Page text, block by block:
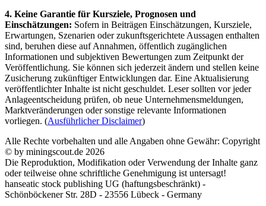
4. Keine Garantie für Kursziele, Prognosen und
Einschätzungen: Sofern in Beiträgen Einschätzungen, Kursziele,
Erwartungen, Szenarien oder zukunftsgerichtete Aussagen enthalten
sind, beruhen diese auf Annahmen, öffentlich zugänglichen
Informationen und subjektiven Bewertungen zum Zeitpunkt der
Veröffentlichung. Sie können sich jederzeit ändern und stellen keine
Zusicherung zukünftiger Entwicklungen dar. Eine Aktualisierung
veröffentlichter Inhalte ist nicht geschuldet. Leser sollten vor jeder
Anlageentscheidung prüfen, ob neue Unternehmensmeldungen,
Marktveränderungen oder sonstige relevante Informationen
vorliegen. (Ausführlicher Disclaimer)
Alle Rechte vorbehalten und alle Angaben ohne Gewähr: Copyright
© by miningscout.de 2026
Die Reproduktion, Modifikation oder Verwendung der Inhalte ganz
oder teilweise ohne schriftliche Genehmigung ist untersagt!
hanseatic stock publishing UG (haftungsbeschränkt) -
Schönböckener Str. 28D - 23556 Lübeck - Germany